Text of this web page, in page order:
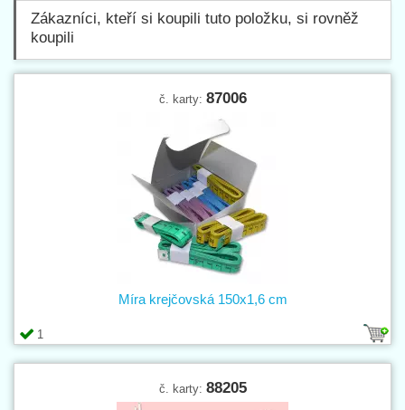
Zákazníci, kteří si koupili tuto položku, si rovněž
koupili
č. karty: 87006
1
Míra krejčovská 150x1,6 cm
č. karty: 88205